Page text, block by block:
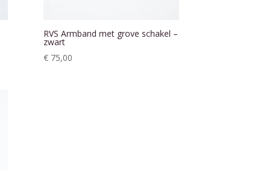
RVS Armband met grove schakel –
zwart
€ 75,00